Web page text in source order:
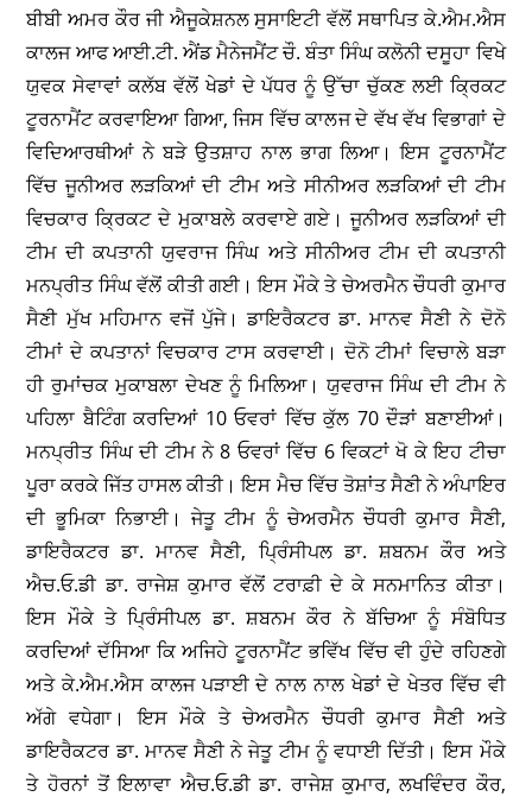
ਬੀਬੀ ਅਮਰ ਕੌਰ ਜੀ ਐਜੂਕੇਸ਼ਨਲ ਸੁਸਾਇਟੀ ਵੱਲੋਂ ਸਥਾਪਿਤ ਕੇ.ਐਮ.ਐਸ
ਕਾਲਜ ਆਫ ਆਈ.ਟੀ. ਐਂਡ ਮੈਨੇਜਮੈਂਟ ਚੌ. ਬੰਤਾ ਸਿੰਘ ਕਲੋਨੀ ਦਸੂਹਾ ਵਿਖੇ
ਯੁਵਕ ਸੇਵਾਵਾਂ ਕਲੱਬ ਵੱਲੋਂ ਖੇਡਾਂ ਦੇ ਪੱਧਰ ਨੂੰ ਉੱਚਾ ਚੁੱਕਣ ਲਈ ਕ੍ਰਿਕਟ
ਟੂਰਨਾਮੈਂਟ ਕਰਵਾਇਆ ਗਿਆ, ਜਿਸ ਵਿੱਚ ਕਾਲਜ ਦੇ ਵੱਖ ਵੱਖ ਵਿਭਾਗਾਂ ਦੇ
ਵਿਦਿਆਰਥੀਆਂ ਨੇ ਬੜੇ ਉਤਸ਼ਾਹ ਨਾਲ ਭਾਗ ਲਿਆ। ਇਸ ਟੂਰਨਾਮੈਂਟ
ਵਿੱਚ ਜੂਨੀਅਰ ਲੜਕਿਆਂ ਦੀ ਟੀਮ ਅਤੇ ਸੀਨੀਅਰ ਲੜਕਿਆਂ ਦੀ ਟੀਮ
ਵਿਚਕਾਰ ਕ੍ਰਿਕਟ ਦੇ ਮੁਕਾਬਲੇ ਕਰਵਾਏ ਗਏ। ਜੂਨੀਅਰ ਲੜਕਿਆਂ ਦੀ
ਟੀਮ ਦੀ ਕਪਤਾਨੀ ਯੁਵਰਾਜ ਸਿੰਘ ਅਤੇ ਸੀਨੀਅਰ ਟੀਮ ਦੀ ਕਪਤਾਨੀ
ਮਨਪ੍ਰੀਤ ਸਿੰਘ ਵੱਲੋਂ ਕੀਤੀ ਗਈ। ਇਸ ਮੌਕੇ ਤੇ ਚੇਅਰਮੈਨ ਚੌਧਰੀ ਕੁਮਾਰ
ਸੈਣੀ ਮੁੱਖ ਮਹਿਮਾਨ ਵਜੋਂ ਪੁੱਜੇ। ਡਾਇਰੈਕਟਰ ਡਾ. ਮਾਨਵ ਸੈਣੀ ਨੇ ਦੋਨੋ
ਟੀਮਾਂ ਦੇ ਕਪਤਾਨਾਂ ਵਿਚਕਾਰ ਟਾਸ ਕਰਵਾਈ। ਦੋਨੋ ਟੀਮਾਂ ਵਿਚਾਲੇ ਬੜਾ
ਹੀ ਰੁਮਾਂਚਕ ਮੁਕਾਬਲਾ ਦੇਖਣ ਨੂੰ ਮਿਲਿਆ। ਯੁਵਰਾਜ ਸਿੰਘ ਦੀ ਟੀਮ ਨੇ
ਪਹਿਲਾ ਬੈਟਿੰਗ ਕਰਦਿਆਂ 10 ਓਵਰਾਂ ਵਿੱਚ ਕੁੱਲ 70 ਦੌੜਾਂ ਬਣਾਈਆਂ।
ਮਨਪ੍ਰੀਤ ਸਿੰਘ ਦੀ ਟੀਮ ਨੇ 8 ਓਵਰਾਂ ਵਿੱਚ 6 ਵਿਕਟਾਂ ਖੋ ਕੇ ਇਹ ਟੀਚਾ
ਪੂਰਾ ਕਰਕੇ ਜਿੱਤ ਹਾਸਲ ਕੀਤੀ। ਇਸ ਮੈਚ ਵਿੱਚ ਤੋਸ਼ਾਂਤ ਸੈਣੀ ਨੇ ਅੰਪਾਇਰ
ਦੀ ਭੂਮਿਕਾ ਨਿਭਾਈ। ਜੇਤੂ ਟੀਮ ਨੂੰ ਚੇਅਰਮੈਨ ਚੌਧਰੀ ਕੁਮਾਰ ਸੈਣੀ,
ਡਾਇਰੈਕਟਰ ਡਾ. ਮਾਨਵ ਸੈਣੀ, ਪ੍ਰਿੰਸੀਪਲ ਡਾ. ਸ਼ਬਨਮ ਕੌਰ ਅਤੇ
ਐਚ.ਓ.ਡੀ ਡਾ. ਰਾਜੇਸ਼ ਕੁਮਾਰ ਵੱਲੋਂ ਟਰਾਫ਼ੀ ਦੇ ਕੇ ਸਨਮਾਨਿਤ ਕੀਤਾ।
ਇਸ ਮੌਕੇ ਤੇ ਪ੍ਰਿੰਸੀਪਲ ਡਾ. ਸ਼ਬਨਮ ਕੌਰ ਨੇ ਬੱਚਿਆ ਨੂੰ ਸੰਬੋਧਿਤ
ਕਰਦਿਆਂ ਦੱਸਿਆ ਕਿ ਅਜਿਹੇ ਟੂਰਨਾਮੈਂਟ ਭਵਿੱਖ ਵਿੱਚ ਵੀ ਹੁੰਦੇ ਰਹਿਣਗੇ
ਅਤੇ ਕੇ.ਐਮ.ਐਸ ਕਾਲਜ ਪੜਾਈ ਦੇ ਨਾਲ ਨਾਲ ਖੇਡਾਂ ਦੇ ਖੇਤਰ ਵਿੱਚ ਵੀ
ਅੱਗੇ ਵਧੇਗਾ। ਇਸ ਮੌਕੇ ਤੇ ਚੇਅਰਮੈਨ ਚੌਧਰੀ ਕੁਮਾਰ ਸੈਣੀ ਅਤੇ
ਡਾਇਰੈਕਟਰ ਡਾ. ਮਾਨਵ ਸੈਣੀ ਨੇ ਜੇਤੂ ਟੀਮ ਨੂੰ ਵਧਾਈ ਦਿੱਤੀ। ਇਸ ਮੌਕੇ
ਤੇ ਹੋਰਨਾਂ ਤੋਂ ਇਲਾਵਾ ਐਚ.ਓ.ਡੀ ਡਾ. ਰਾਜੇਸ਼ ਕੁਮਾਰ, ਲਖਵਿੰਦਰ ਕੌਰ,